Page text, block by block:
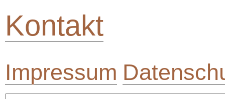
Kontakt
Impressum